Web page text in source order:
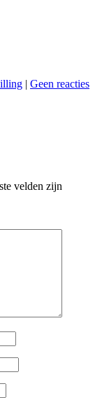
Geen reacties
velden zijn